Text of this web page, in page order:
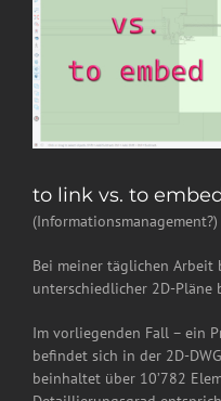
to link vs. to
(Informationsmanagement?)
Bei meiner täglichen Arbeit
unterschiedlicher 2D-Pläne
Im vorliegenden Fall – ein
befindet sich in der 2D-
beinhaltet über 10’782